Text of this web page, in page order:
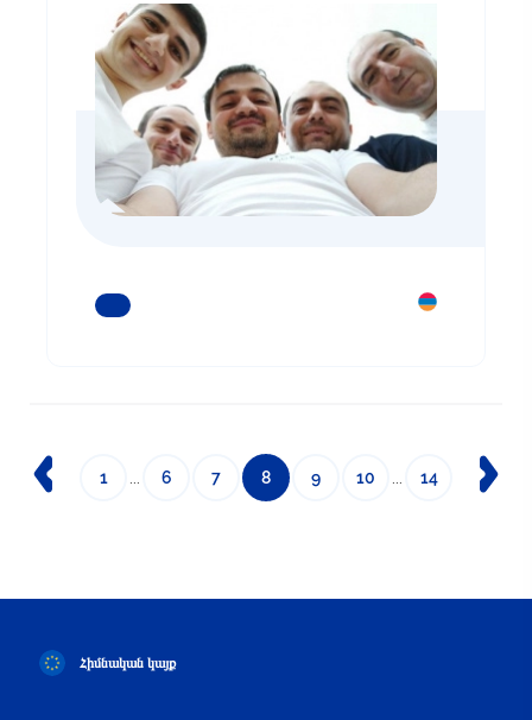
ԿԱՐԴԱՑԵՔ ԱՎԵԼԻՆ
1 6 7 8 9 10 14
Հիմնական կայք